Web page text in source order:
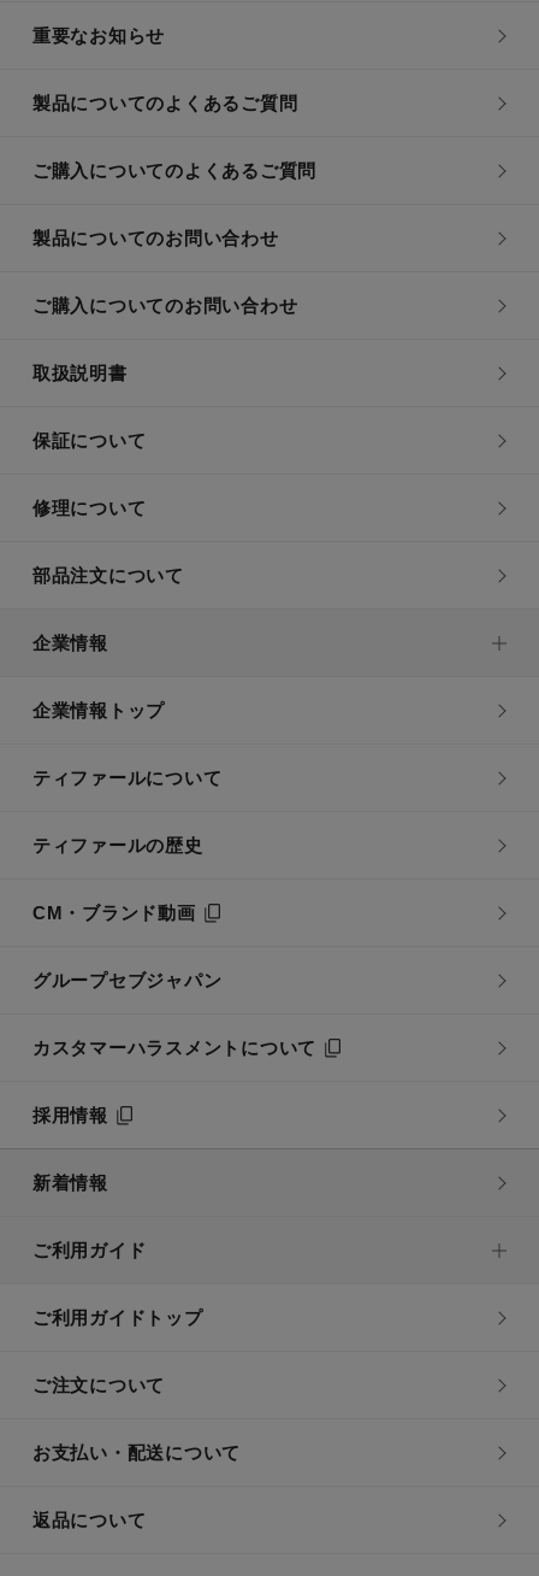
重要なお知らせ
製品についてのよくあるご質問
ご購入についてのよくあるご質問
製品についてのお問い合わせ
ご購入についてのお問い合わせ
取扱説明書
保証について
修理について
部品注文について
企業情報
企業情報トップ
ティファールについて
ティファールの歴史
CM・ブランド動画
グループセブジャパン
カスタマーハラスメントについて
採用情報
新着情報
ご利用ガイド
ご利用ガイドトップ
ご注文について
お支払い・配送について
返品について